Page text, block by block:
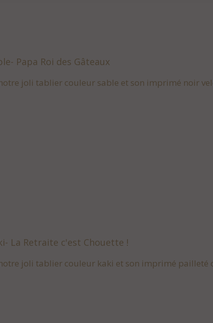
Papa Roi des Gâteaux
joli tablier couleur sable et son imprimé noir
La Retraite c'est Chouette !
joli tablier couleur kaki et son imprimé pailleté